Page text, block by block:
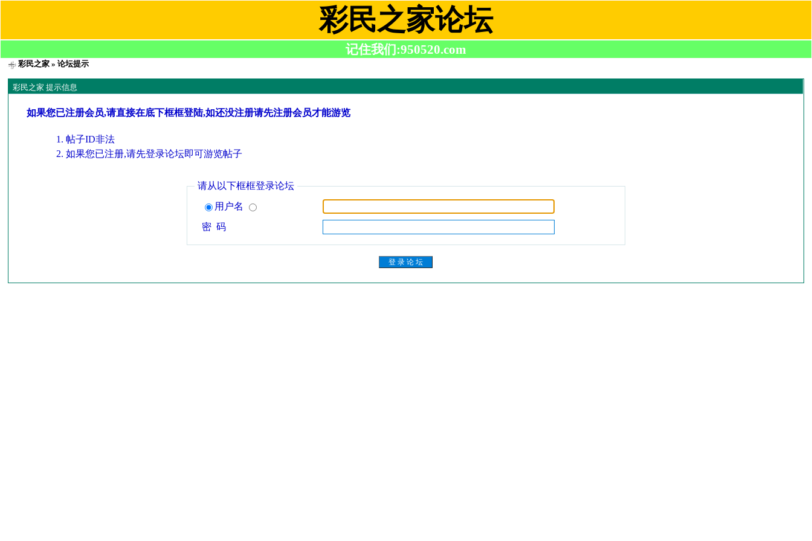
彩民之家论坛
记住我们:950520.com
彩民之家 » 论坛提示
彩民之家 提示信息
如果您已注册会员,请直接在底下框框登陆,如还没注册请先注册会员才能游览
帖子ID非法
如果您已注册,请先登录论坛即可游览帖子
请从以下框框登录论坛
用户名
密 码